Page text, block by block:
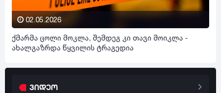
02.05.2026
ქმარმა ცოლი მოკლა, შემდეგ კი თავი მოიკლა -
ახალგაზრდა წყვილის ტრაგედია
ვიდეო